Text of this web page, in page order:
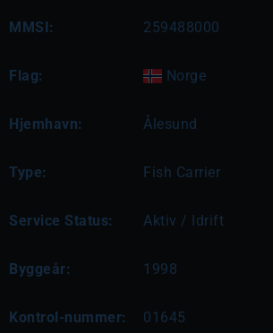
MMSI: 259488000
Flag: Norge
Hjemhavn: Ålesund
Type: Fish Carrier
Service Status: Aktiv / Idrift
Byggeår: 1998
Kontrol-nummer: 01645